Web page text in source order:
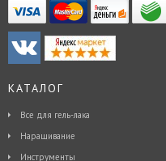
КАТАЛОГ
Все для гель-лака
Наращивание
Инструменты